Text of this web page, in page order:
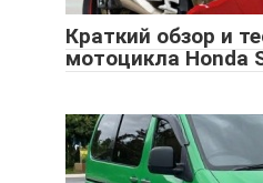
Краткий обзор и
мотоцикла Honda